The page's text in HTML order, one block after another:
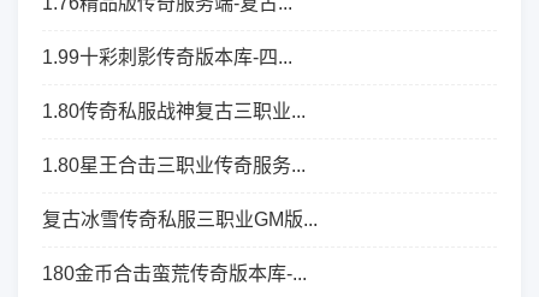
1.99十彩刺影传奇版本库-四...
1.80传奇私服战神复古三职业...
1.80星王合击三职业传奇服务...
复古冰雪传奇私服三职业GM版...
180金币合击蛮荒传奇版本库-...